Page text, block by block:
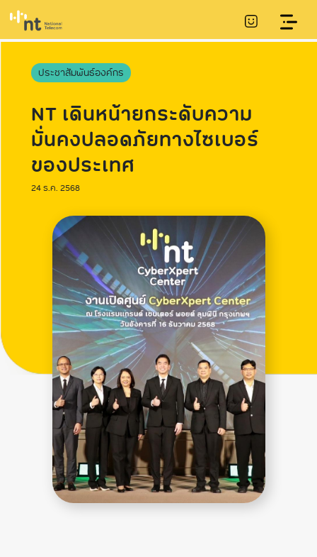
ประชาสัมพันธ์องค์กร
NT เดินหน้ายกระดับความ
มั่นคงปลอดภัยทางไซเบอร์
ของประเทศ
24 ธ.ค. 2568